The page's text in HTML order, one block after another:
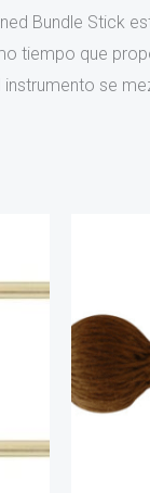
Bundle Stick
tiempo que
se